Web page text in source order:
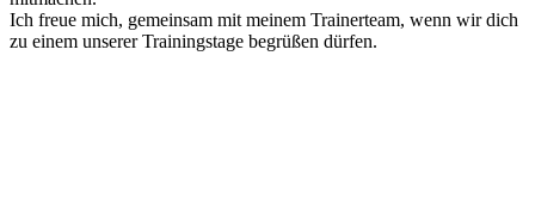
Ich freue mich, gemeinsam mit meinem Trainerteam, wenn wir dich
zu einem unserer Trainingstage begrüßen dürfen.